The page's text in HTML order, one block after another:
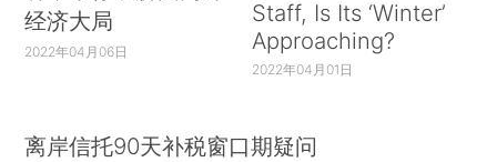
经济大局
2022年04月06日
Staff, Is Its ‘Winter’
Approaching?
2022年04月01日
离岸信托90天补税窗口期疑问